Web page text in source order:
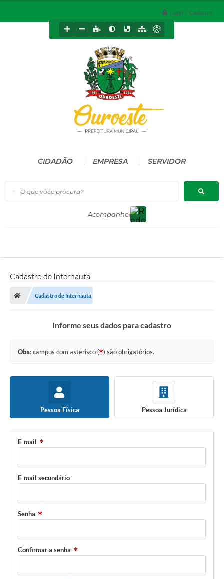
Login / Cadastro
O que você procura?
CIDADÃO EMPRESA SERVIDOR
Cadastro de Internauta
Cadastro de Internauta
Informe seus dados para cadastro
Obs: campos com asterisco ( ) são obrigatórios.
Pessoa Física Pessoa Jurídica
E-mail
E-mail secundário
Senha
Confirmar a senha